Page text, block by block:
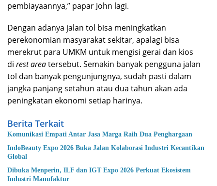
pembiayaannya,” papar John lagi.
Dengan adanya jalan tol bisa meningkatkan
perekonomian masyarakat sekitar, apalagi bisa
merekrut para UMKM untuk mengisi gerai dan kios
di rest areatersebut. Semakin banyak pengguna jalan
tol dan banyak pengunjungnya, sudah pasti dalam
jangka panjang setahun atau dua tahun akan ada
peningkatan ekonomi setiap harinya.
Berita Terkait
Komunikasi Empati Antar Jasa Marga Raih Dua Penghargaan
IndoBeauty Expo 2026 Buka Jalan Kolaborasi Industri Kecantikan
Global
Dibuka Menperin, ILF dan IGT Expo 2026 Perkuat Ekosistem
Industri Manufaktur